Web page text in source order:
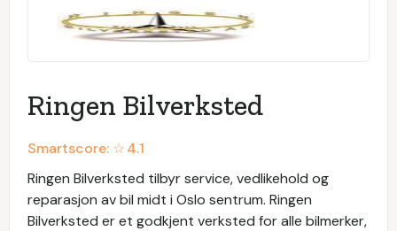
Ringen Bilverksted
Smartscore: ☆4.1
Ringen Bilverksted tilbyr service, vedlikehold og
reparasjon av bil midt i Oslo sentrum. Ringen
Bilverksted er et godkjent verksted for alle bilmerker,